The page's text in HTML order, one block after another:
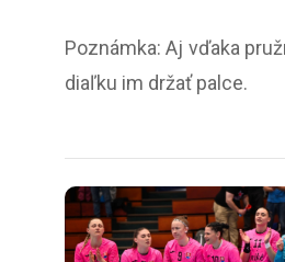
Poznámka: Aj vďaka
diaľku im držať palce.